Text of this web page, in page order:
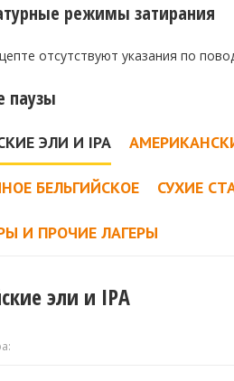
режимы затирания
отсутствуют указания по
паузы
ЭЛИ И IPA
БЕЛЬГИЙСКОЕ СУХИЕ
И ПРОЧИЕ ЛАГЕРЫ
эли и IPA